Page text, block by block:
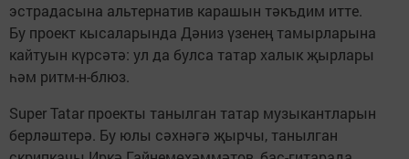
эстрадасына альтернатив карашын тәкъдим итте.
Бу проект кысаларында Дәниз үзенең тамырларына
кайтуын күрсәтә: ул да булса татар халык җырлары
һәм ритм-н-блюз.
Super Tatar проекты танылган татар музыкантларын
берләштерә. Бу юлы сәхнәгә җырчы, танылган